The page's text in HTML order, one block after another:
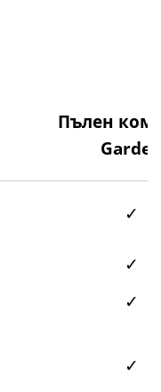
Пълен
Garden
✓
✓
✓
✓